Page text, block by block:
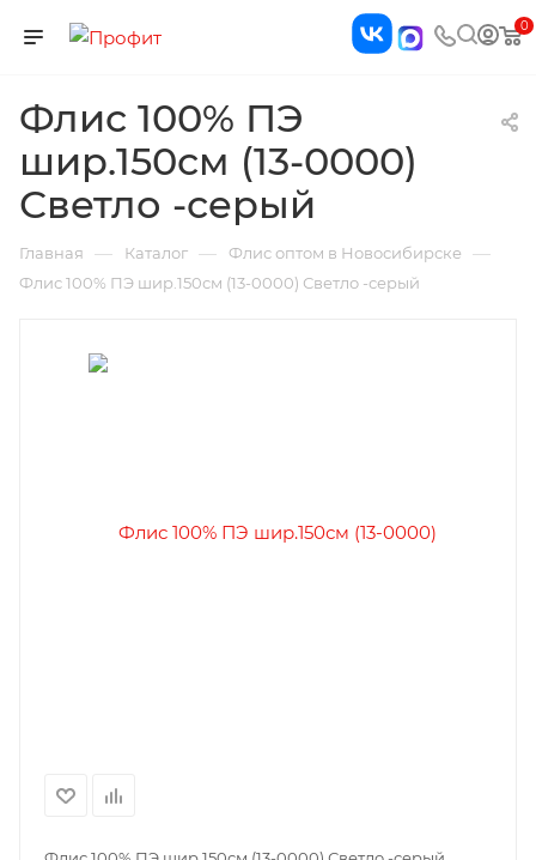
0
Флис 100% ПЭ
шир.150см (13-0000)
Светло -серый
Главная — Каталог — Флис оптом в Новосибирске —
Флис 100% ПЭ шир.150см (13-0000) Светло -серый